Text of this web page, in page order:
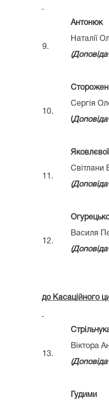
9.
Антонюк
Наталії
(Д
10.
Сергія
(Д
11.
Яковлєвої
Світлани
(Д
12.
Василя
(Д
до Касаційного
13.
Віктора
(Д
Гудими